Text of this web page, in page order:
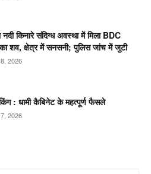
नदी किनारे संदिग्ध अवस्था में मिला BDC
शव, क्षेत्र में सनसनी; पुलिस जांच में जुटी
2026
: धामी कैबिनेट के महत्पूर्ण फैसले
2026